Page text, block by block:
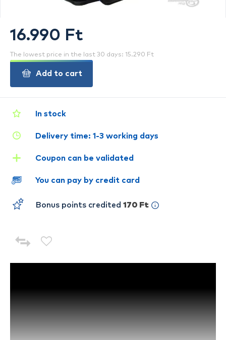
In stock
Delivery time: 1-3 working days
Coupon can be validated
You can pay by credit card
Bonus points credited 170 Ft
16.990 Ft
The lowest price in the last 30 days: 15.290 Ft
Add to cart